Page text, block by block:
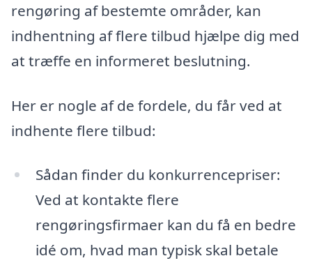
rengøring af bestemte områder, kan
indhentning af flere tilbud hjælpe dig med
at træffe en informeret beslutning.
Her er nogle af de fordele, du får ved at
indhente flere tilbud:
Sådan finder du konkurrencepriser:
Ved at kontakte flere
rengøringsfirmaer kan du få en bedre
idé om, hvad man typisk skal betale